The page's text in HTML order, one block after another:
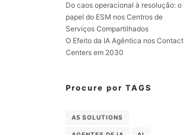
Do caos operacional à resolução: o
papel do ESM nos Centros de
Serviços Compartilhados
O Efeito da IA Agêntica nos Contact
Centers em 2030
Procure por TAGS
A5 SOLUTIONS